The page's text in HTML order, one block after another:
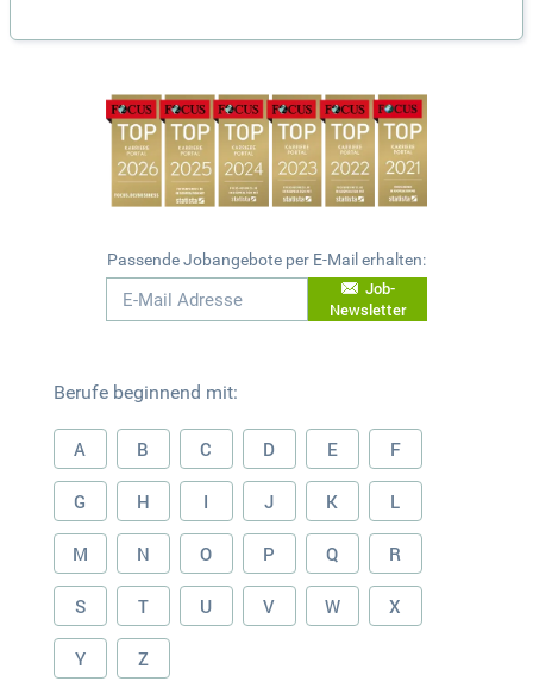
Passende Jobangebote per E-Mail erhalten:
Job-
Newsletter
Berufe beginnend mit:
A B C D E F
G H I J K L
M N O P Q R
S T U V W X
Y Z